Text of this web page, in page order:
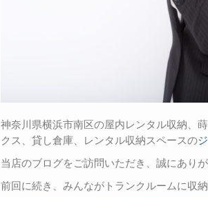
神奈川県横浜市南区の屋内レンタル収納、
クス、貸し倉庫、レンタル収納スペースの
当店のブログをご訪問いただき、誠にありが
前回に続き、みんながトランクルームに収